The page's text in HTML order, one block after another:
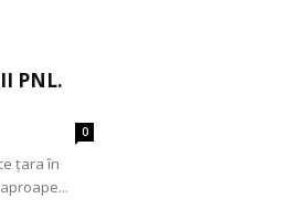
PNL.
0
țara în